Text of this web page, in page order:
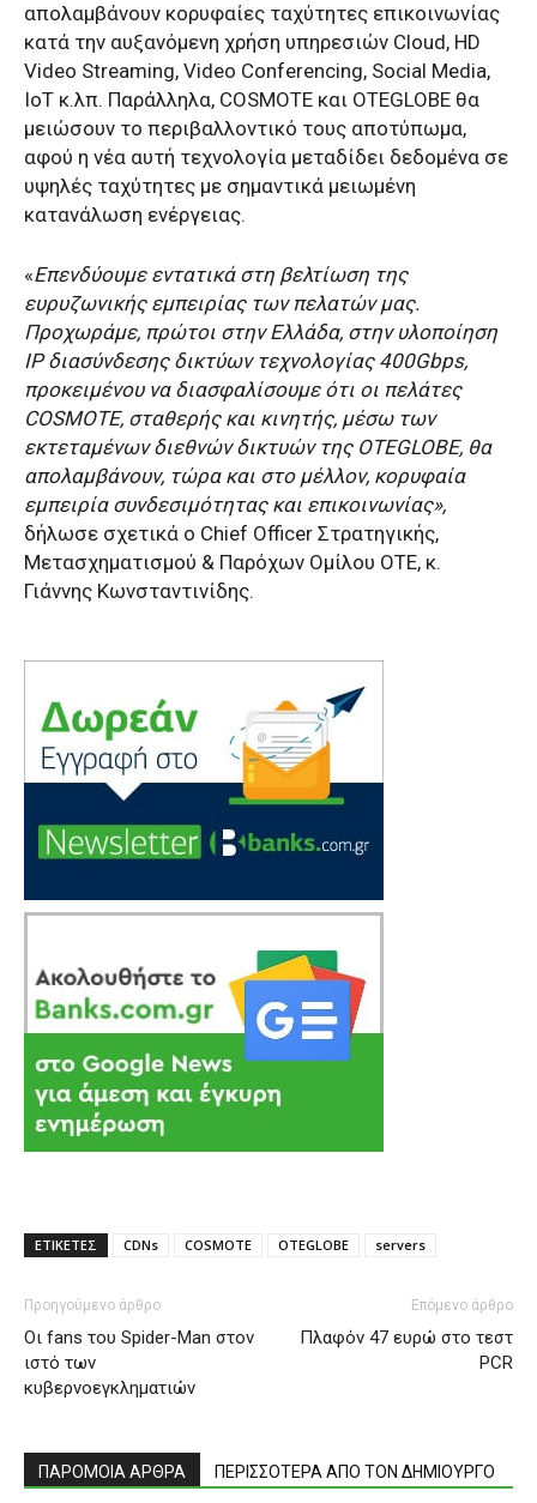
απολαμβάνουν κορυφαίες ταχύτητες επικοινωνίας
κατά την αυξανόμενη χρήση υπηρεσιών Cloud, HD
Video Streaming, Video Conferencing, Social Media,
IoT κ.λπ. Παράλληλα, COSMOTE και OTEGLOBE θα
μειώσουν το περιβαλλοντικό τους αποτύπωμα,
αφού η νέα αυτή τεχνολογία μεταδίδει δεδομένα σε
υψηλές ταχύτητες με σημαντικά μειωμένη
κατανάλωση ενέργειας.
«Επενδύουμε εντατικά στη βελτίωση της
ευρυζωνικής εμπειρίας των πελατών μας.
Προχωράμε, πρώτοι στην Ελλάδα, στην υλοποίηση
IP διασύνδεσης δικτύων τεχνολογίας 400Gbps,
προκειμένου να διασφαλίσουμε ότι οι πελάτες
COSMOTE, σταθερής και κινητής, μέσω των
εκτεταμένων διεθνών δικτυών της OTEGLOBE, θα
απολαμβάνουν, τώρα και στο μέλλον, κορυφαία
εμπειρία συνδεσιμότητας και επικοινωνίας»,
δήλωσε σχετικά o Chief Officer Στρατηγικής,
Μετασχηματισμού & Παρόχων Ομίλου ΟΤΕ, κ.
Γιάννης Κωνσταντινίδης.
ΕΤΙΚΕΤΕΣ CDNs COSMOTE OTEGLOBE servers
Προηγούμενο άρθρο
Οι fans του Spider-Man στον
ιστό των
κυβερνοεγκληματιών
Επόμενο άρθρο
Πλαφόν 47 ευρώ στο τεστ
PCR
ΠΑΡΟΜΟΙΑ ΑΡΘΡΑ ΠΕΡΙΣΣΟΤΕΡΑ ΑΠΟ ΤΟΝ ΔΗΜΙΟΥΡΓΟ